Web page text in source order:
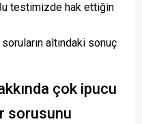
testimizde hak ettiğin
altındaki sonuç
çok ipucu
sorusunu